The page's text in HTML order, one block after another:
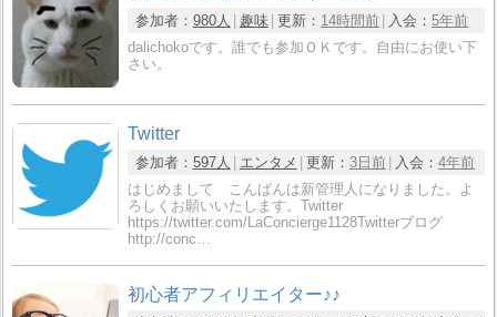
参加者： 980人 趣味 更新： 14時間前 入会： 5年前
dalichokoです。誰でも参加ＯＫです。自由にお使い下
さい。
Twitter
参加者： 597人 エンタメ 更新： 3日前 入会： 4年前
はじめまして こんばんは新管理人になりました。よ
ろしくお願いいたします。Twitter
https://twitter.com/LaConcierge1128Twitterブログ
http://conc…
初心者アフィリエイター♪♪